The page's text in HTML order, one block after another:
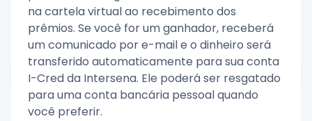
na cartela virtual ao recebimento dos
prêmios. Se você for um ganhador, receberá
um comunicado por e-mail e o dinheiro será
transferido automaticamente para sua conta
I-Cred da Intersena. Ele poderá ser resgatado
para uma conta bancária pessoal quando
você preferir.